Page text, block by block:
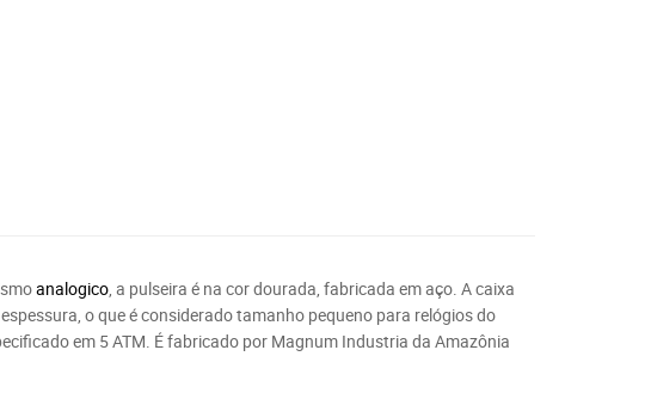
analogico, a pulseira é na cor dourada, fabricada em aço. A caixa
o que é considerado tamanho pequeno para relógios do
em 5 ATM. É fabricado por Magnum Industria da Amazônia